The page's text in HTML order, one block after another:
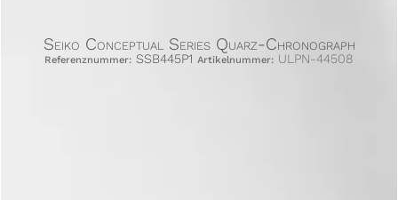
Seiko Conceptual Series Quarz-Chronograph
Referenznummer: SSB445P1 Artikelnummer: ULPN-44508